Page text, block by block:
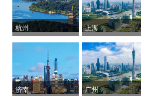
杭州
济南
上海
广州